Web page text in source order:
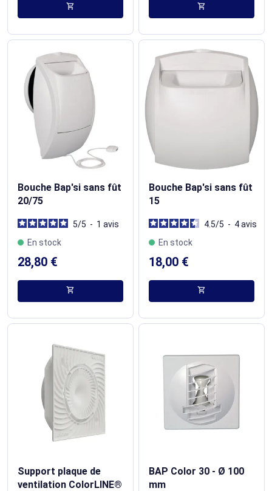
shopping_cart shopping_cart
Bouche Bap'si sans fût
20/75
5/5 - 1 avis
En stock
28,80 €
shopping_cart
Bouche Bap'si sans fût
15
4.5/5 - 4avis
En stock
18,00 €
shopping_cart
Support plaque de
ventilation ColorLINE®
BAP Color 30 - Ø 100
mm